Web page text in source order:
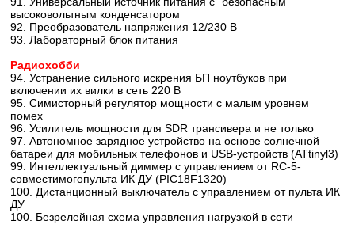
высоковольтным конденсатором
92. Преобразователь напряжения 12/230 В
93. Лабораторный блок питания
Радиохобби
94. Устранение сильного искрения БП ноутбуков при
включении их вилки в сеть 220 В
95. Симисторный регулятор мощности с малым уровнем
помех
96. Усилитель мощности для SDR трансивера и не только
97. Автономное зарядное устройство на основе солнечной
батареи для мобильных телефонов и USB-устройств (ATtinyl3)
99. Интеллектуальный диммер с управлением от RC-5-
совместимогопульта ИК ДУ (PIC18F1320)
100. Дистанционный выключатель с управлением от пульта ИК
ДУ
100. Безрелейная схема управления нагрузкой в сети